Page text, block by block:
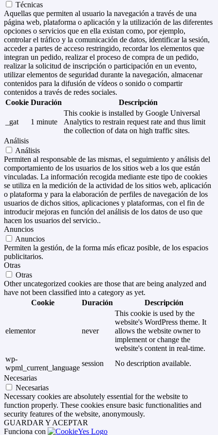
Técnicas
Aquellas que permiten al usuario la navegación a través de una
página web, plataforma o aplicación y la utilización de las diferentes
opciones o servicios que en ella existan como, por ejemplo,
controlar el tráfico y la comunicación de datos, identificar la sesión,
acceder a partes de acceso restringido, recordar los elementos que
integran un pedido, realizar el proceso de compra de un pedido,
realizar la solicitud de inscripción o participación en un evento,
utilizar elementos de seguridad durante la navegación, almacenar
contenidos para la difusión de vídeos o sonido o compartir
contenidos a través de redes sociales.
Cookie Duración Descripción
_gat 1 minute
This cookie is installed by Google Universal
Analytics to restrain request rate and thus limit
the collection of data on high traffic sites.
Análisis
Análisis
Permiten al responsable de las mismas, el seguimiento y análisis del
comportamiento de los usuarios de los sitios web a los que están
vinculadas. La información recogida mediante este tipo de cookies
se utiliza en la medición de la actividad de los sitios web, aplicación
o plataforma y para la elaboración de perfiles de navegación de los
usuarios de dichos sitios, aplicaciones y plataformas, con el fin de
introducir mejoras en función del análisis de los datos de uso que
hacen los usuarios del servicio..
Anuncios
Anuncios
Permiten la gestión, de la forma más eficaz posible, de los espacios
publicitarios.
Otras
Otras
Other uncategorized cookies are those that are being analyzed and
have not been classified into a category as yet.
Cookie
Duración Descripción
elementor never
This cookie is used by the
website's WordPress theme. It
allows the website owner to
implement or change the
website's content in real-time.
wp-
wpml_current_language
session
No description available.
Necesarias
Necesarias
Necessary cookies are absolutely essential for the website to
function properly. These cookies ensure basic functionalities and
security features of the website, anonymously.
GUARDAR Y ACEPTAR
Funciona con